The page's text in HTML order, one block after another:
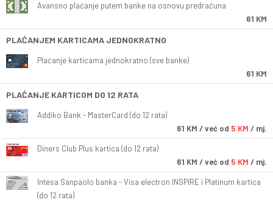
Avansno plaćanje putem banke na osnovu predračuna
61 KM
PLAĆANJEM KARTICAMA JEDNOKRATNO
Plaćanje karticama jednokratno (sve banke)
61 KM
PLAĆANJE KARTICOM DO 12 RATA
Addiko Bank - MasterCard (do 12 rata)
61 KM / već od 5 KM / mj.
Diners Club Plus kartica (do 12 rata)
61 KM / već od 5 KM / mj.
Intesa Sanpaolo banka - Visa electron INSPIRE i Platinum kartica
(do 12 rata)